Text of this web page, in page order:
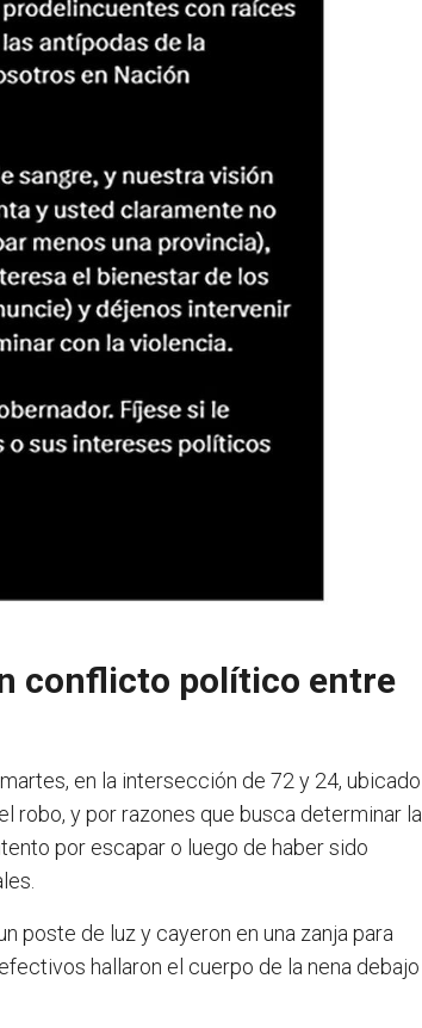
conflicto político entre
en la intersección de 72 y 24, ubicado
robo, y por razones que busca determinar la
por escapar o luego de haber sido
poste de luz y cayeron en una zanja para
hallaron el cuerpo de la nena debajo